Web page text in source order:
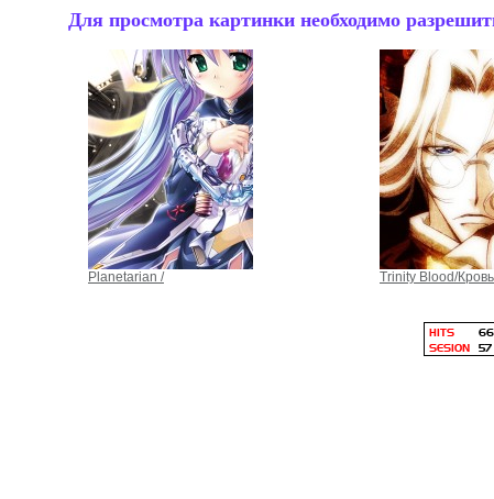
Для просмотра картинки необходимо
Planetarian / Trinity Blood/